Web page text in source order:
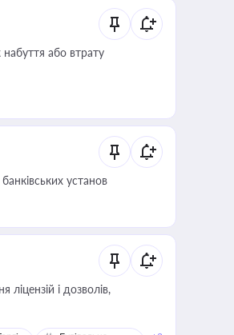
або втрату
установ
і дозволів,